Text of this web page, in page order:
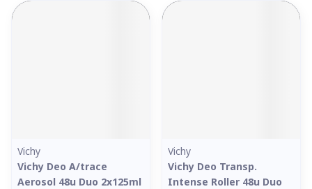
Vichy
Vichy Deo A/trace
Aerosol 48u Duo 2x125ml
Vichy
Vichy Deo Transp.
Intense Roller 48u Duo